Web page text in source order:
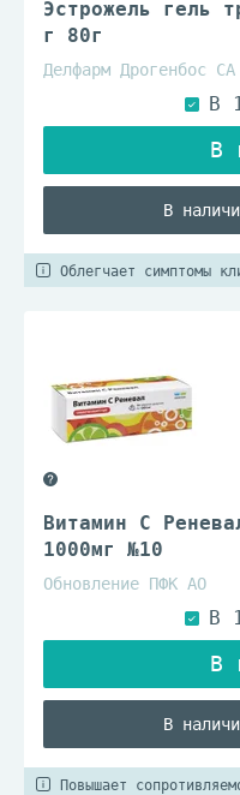
Эстрожель гель
г 80г
Делфарм Дрогенбос СА
В
Облегчает симптомы
Витамин C
1000мг №10
Обновление ПФК АО
В
Повышает